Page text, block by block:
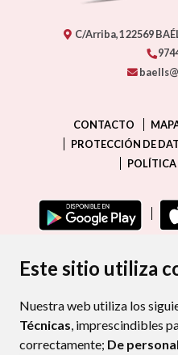
Este sitio utiliza
Nuestra web utiliza los
Técnicas, imprescindibles
correctamente; De
C/Arriba,122569
CONTACTO
PROTECCIÓN DE
POLÍTICA